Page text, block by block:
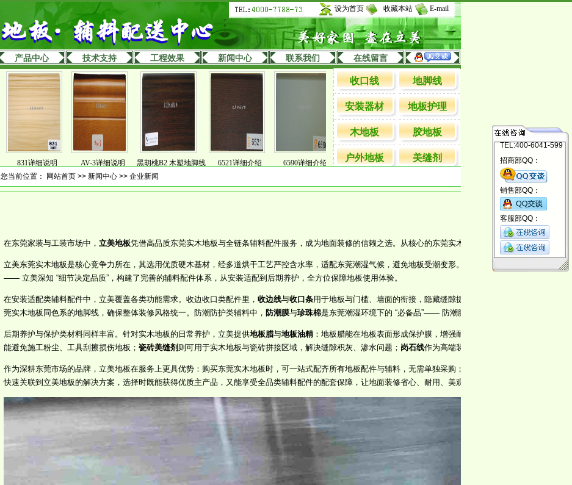
设为首页 收藏本站 E-mail
产品中心 技术支持 工程效果 新闻中心 联系我们 在线留言
831详细说明 AV-3详细说明 黑胡桃B2 木塑地脚线 6521详细介绍 6590详细介绍 特大直角详细说明 加宽万能扣详细说明 818色C型扣详解 白橡牙实木
收口线 地脚线
安装器材 地板护理
木地板 胶地板
户外地板 美缝剂
您当前位置： 网站首页 >> 新闻中心 >> 企业新闻
立美地板：东莞
2025-09-27
在东莞家装与工装市场中， 立美地板凭借高品质东莞实木地板与全链条辅料配件服务，成为地面装修的信赖之选。从核心的东莞实木地板，到收边线、地脚线等
立美东莞实木地板是核心竞争力所在，其选用优质硬木基材，经多道烘干工艺严控含水率，适配东莞潮湿气候，避免地板受潮变形。无论是打造温馨居家氛围
—— 立美深知 “细节决定品质”，构建了完善的辅料配件体系，从安装适配到后期养护，全方位保障地板使用体验。
在安装适配类辅料配件中，立美覆盖各类功能需求。收边收口类配件里， 收边线与收口条用于地板与门槛、墙面的衔接，隐藏缝隙提升美观度；
莞实木地板同色系的地脚线，确保整体装修风格统一。防潮防护类辅料中， 防潮膜与珍珠棉是东莞潮湿环境下的 “必备品”—— 防潮膜能阻隔地面潮气侵入地板，
后期养护与保护类材料同样丰富。针对实木地板的日常养护，立美提供地板腊与地板油精 ：地板腊能在地板表面形成保护膜，增强耐磨性与光泽度；地板油精则
能避免施工粉尘、工具刮擦损伤地板； 瓷砖美缝剂 则可用于实木地板与瓷砖拼接区域，解决缝隙积灰、渗水问题； 岗石线作为高端装修配件，可搭配实木地板用于
作为深耕东莞市场的品牌，立美地板在服务上更具优势：购买东莞实木地板时，可一站式配齐所有地板配件与辅料，无需单独采购；专业安装团队会根据场地实
快速关联到立美地板的解决方案，选择时既能获得优质主产品，又能享受全品类辅料配件的配套保障，让地面装修省心、耐用、美观。
TEL:400-6041-599
招商部QQ：
销售部QQ：
客服部QQ：